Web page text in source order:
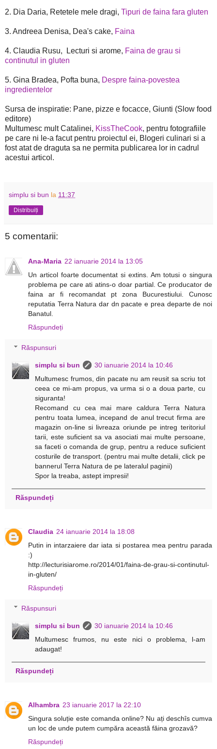
2. Dia Daria, Retetele mele dragi, Tipuri de faina fara gluten
3. Andreea Denisa, Dea's cake, Faina
4. Claudia Rusu, Lecturi si arome, Faina de grau si
continutul in gluten
5. Gina Bradea, Pofta buna, Despre faina-povestea
ingredientelor
Sursa de inspiratie: Pane, pizze e focacce, Giunti (Slow food
editore)
Multumesc mult Catalinei, KissTheCook, pentru fotografiile
pe care ni le-a facut pentru proiectul ei, Blogeri culinari si a
fost atat de draguta sa ne permita publicarea lor in cadrul
acestui articol.
simplu si bun la 11:37
Distribuiți
5 comentarii:
Ana-Maria 22 ianuarie 2014 la 13:05
Un articol foarte documentat si extins. Am totusi o singura
problema pe care ati atins-o doar partial. Ce producator de
faina ar fi recomandat pt zona Bucurestiului. Cunosc
reputatia Terra Natura dar dn pacate e prea departe de noi
Banatul.
Răspundeți
Răspunsuri
simplu si bun
30 ianuarie 2014 la 10:46
Multumesc frumos, din pacate nu am reusit sa scriu tot
ceea ce mi-am propus, va urma si o a doua parte, cu
siguranta!
Recomand cu cea mai mare caldura Terra Natura
pentru toata lumea, incepand de anul trecut firma are
magazin on-line si livreaza oriunde pe intreg teritoriul
tarii, este suficient sa va asociati mai multe persoane,
sa faceti o comanda de grup, pentru a reduce suficient
costurile de transport. (pentru mai multe detalii, click pe
bannerul Terra Natura de pe lateralul paginii)
Spor la treaba, astept impresii!
Răspundeți
Claudia 24 ianuarie 2014 la 18:08
Putin in intarzaiere dar iata si postarea mea pentru parada
:)
http://lecturisiarome.ro/2014/01/faina-de-grau-si-continutul-
in-gluten/
Răspundeți
Răspunsuri
simplu si bun
30 ianuarie 2014 la 10:46
Multumesc frumos, nu este nici o problema, l-am
adaugat!
Răspundeți
Alhambra 23 ianuarie 2017 la 22:10
Singura soluție este comanda online? Nu ați deschîs cumva
un loc de unde putem cumpăra această făina grozavă?
Răspundeți